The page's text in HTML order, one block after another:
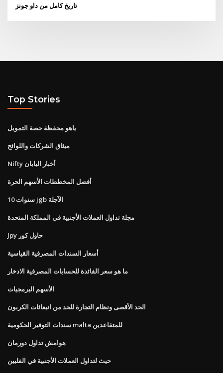
تاريخ كامل من داو جونز
Top Stories
ياهو محفظة حصة التمويل
ميثاق الشركات واللوائح
Nifty أخبار اليابان
أفضل المخططات الأسهم الحرة
10 سنوات jgb الآجلة
مجلة تداول العملات الأجنبية في المملكة المتحدة
Jpy حاول كور
أسعار السندات المصرفية القياسية
ما هو سعر الفائدة للحسابات المصرفية الادخار
الأسهم البرمجيات
الحد الأقصى ونظام التجارة للحد من انبعاثات الكربون
سندات التوفير الحكومية malta للمتقاعدين
هوامش تداول دورمان
حيث لتداول العملات الأجنبية في الفلبين